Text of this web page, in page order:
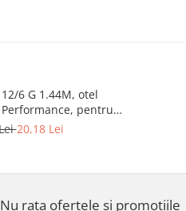
6 G 1.44M, otel
pentru
lemn si tamplarie,
20,18 Lei
Nu rata ofertele si promotiile